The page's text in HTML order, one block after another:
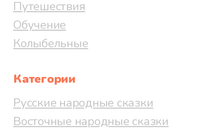
Путешествия
Обучение
Колыбельные
Категории
Русские народные сказки
Восточные народные сказки